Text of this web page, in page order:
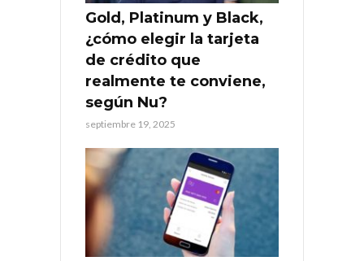
Gold, Platinum y Black,
¿cómo elegir la tarjeta
de crédito que
realmente te conviene,
según Nu?
septiembre 19, 2025